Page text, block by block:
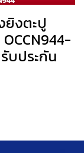
ยิงตะปู
บประกัน